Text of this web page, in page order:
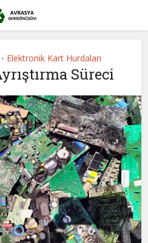
• Elektronik Kart Hurdaları
Süreci